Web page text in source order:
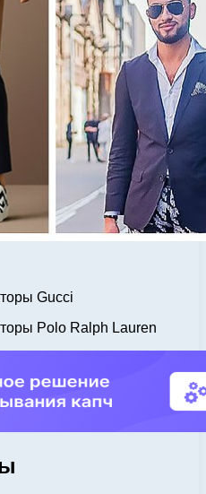
Gucci
Polo Ralph Lauren